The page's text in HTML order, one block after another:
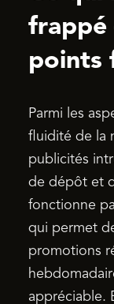
frappé
points
Parmi les
fluidité de la
publicités
de dépôt et
fonctionne
qui permet
promotions
appréciable.